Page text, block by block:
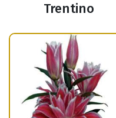
Trentino